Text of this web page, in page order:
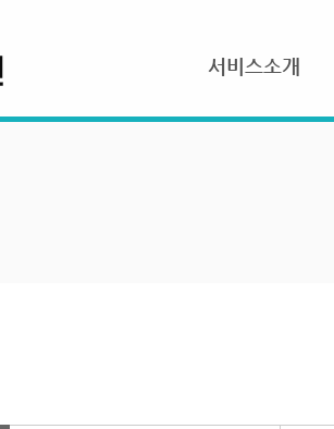
서비스소개